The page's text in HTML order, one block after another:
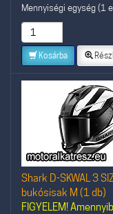
Mennyiségi egység (1
Kosárba
Shark D-SKWAL 3
bukósisak M (1 db)
FIGYELEM!